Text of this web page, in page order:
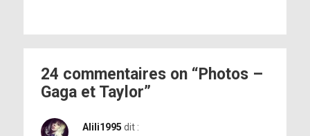
24 commentaires on “Photos –
Gaga et Taylor”
Alili1995 dit :